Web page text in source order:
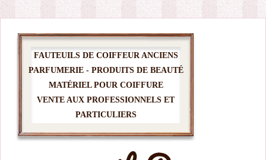
FAUTEUILS DE COIFFEUR ANCIENS
PARFUMERIE - PRODUITS DE BEAUTÉ
MATÉRIEL POUR COIFFURE
VENTE AUX PROFESSIONNELS ET
PARTICULIERS